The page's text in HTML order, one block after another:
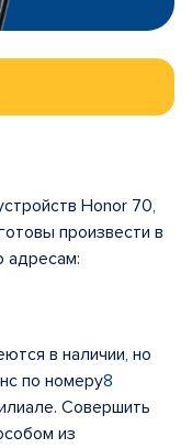
Honor 70,
произвести в
адресам:
в наличии, но
по номеру8
Совершить
из